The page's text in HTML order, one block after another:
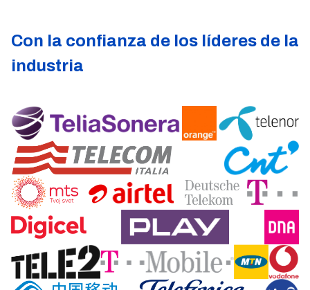
Con la confianza de los líderes de la
industria